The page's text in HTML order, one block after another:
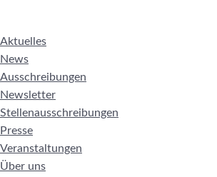
Aktuelles
News
Ausschreibungen
Newsletter
Stellenausschreibungen
Presse
Veranstaltungen
Über uns